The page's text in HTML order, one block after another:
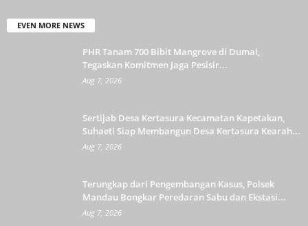
EVEN MORE NEWS
PHR Tanam 700 Bibit Mangrove di Dumai,
Tegaskan Komitmen Jaga Pesisir...
Aug 7, 2026
Sertijab Desa Kertasura Kecamatan Kapetakan,
Suhaeti Siap Membangun Desa Kertasura Kearah...
Aug 7, 2026
Terungkap dari Pengembangan Kasus, Polsek
Mandau Bongkar Peredaran Sabu dan Ekstasi...
Aug 7, 2026